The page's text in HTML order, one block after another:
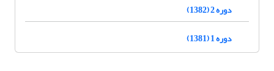
دوره 2 (1382)
دوره 1 (1381)